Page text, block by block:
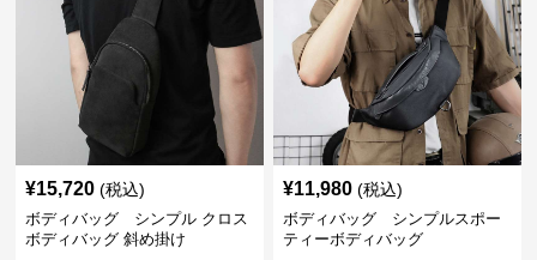
¥15,720 (税込)
ボディバッグ シンプル クロス
ボディバッグ 斜め掛け
¥11,980 (税込)
ボディバッグ シンプルスポー
ティーボディバッグ